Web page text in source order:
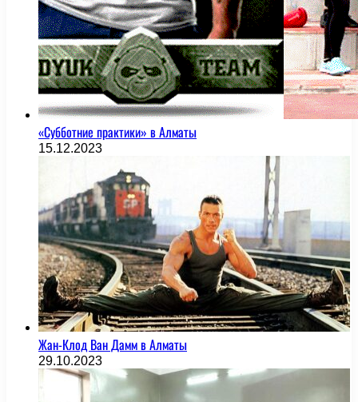
«Субботние практики» в Алматы
15.12.2023
Жан-Клод Ван Дамм в Алматы
29.10.2023